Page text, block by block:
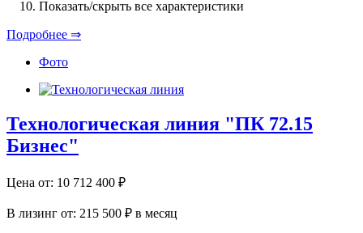
Показать/скрыть все характеристики
Подробнее ⇒
Фото
Технологическая линия "ПК 72.15
Бизнес"
Цена от: 10 712 400 ₽
В лизинг от: 215 500 ₽ в месяц